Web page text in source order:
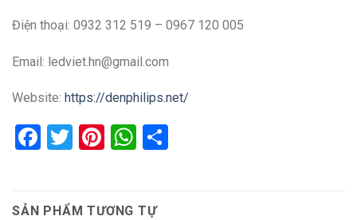
Điện thoại: 0932 312 519 – 0967 120 005
Email: ledviet.hn@gmail.com
Website: https://denphilips.net/
Facebook
Twitter
Pinterest
WhatsApp
SẢN PHẨM TƯƠNG TỰ